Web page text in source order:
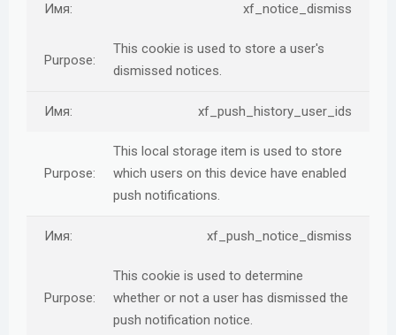
xf_notice_dismiss
This cookie is used to store a user's
dismissed notices.
xf_push_history_user_ids
This local storage item is used to store
which users on this device have enabled
push notifications.
xf_push_notice_dismiss
This cookie is used to determine
whether or not a user has dismissed the
push notification notice.